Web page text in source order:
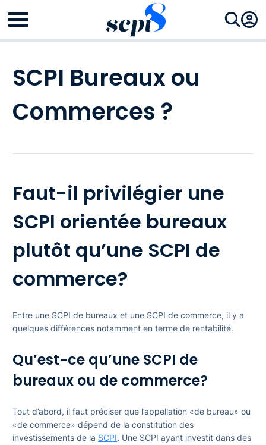
SCPI Bureaux ou
Commerces ?
Faut-il privilégier une
SCPI orientée bureaux
plutôt qu’une SCPI de
commerce?
Entre une SCPI de bureaux et une SCPI de commerce, il y a
quelques différences notamment en terme de rentabilité.
Qu’est-ce qu’une SCPI de
bureaux ou de commerce?
Tout d’abord, il faut préciser que l’appellation «de bureau» ou
«de commerce» dépend de la constitution des
investissements de la SCPI. Une SCPI ayant investit dans des